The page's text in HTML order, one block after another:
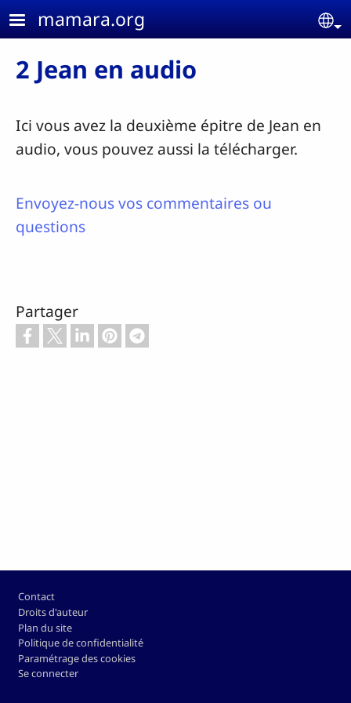
Aller au contenu principal
mamara.org
2 Jean en audio
Ici vous avez la deuxième épitre de Jean en
audio, vous pouvez aussi la télécharger.
Envoyez-nous vos commentaires ou
questions
Partager
Pied de page
Contact
Droits d'auteur
Plan du site
Politique de confidentialité
Paramétrage des cookies
Se connecter